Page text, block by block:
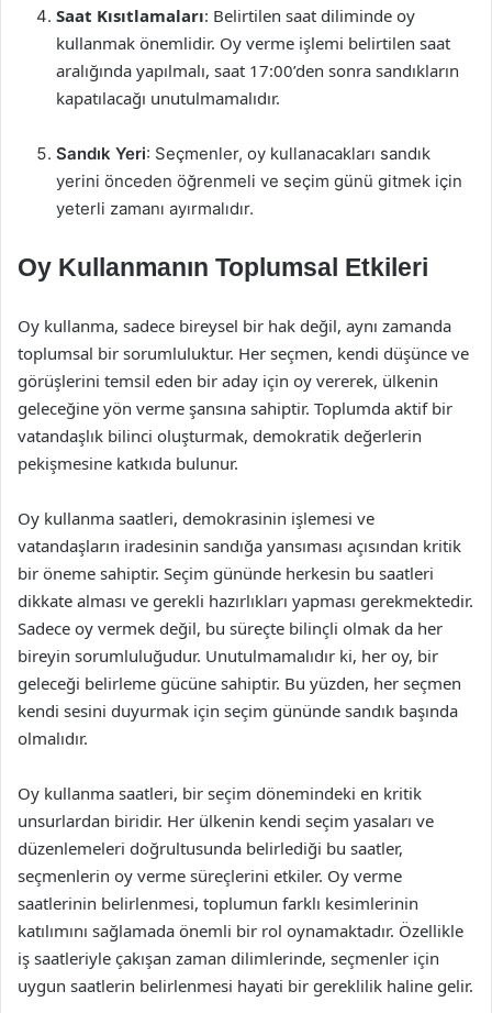
Saat Kısıtlamaları: Belirtilen saat diliminde oy
kullanmak önemlidir. Oy verme işlemi belirtilen saat
aralığında yapılmalı, saat 17:00’den sonra sandıkların
kapatılacağı unutulmamalıdır.
Sandık Yeri: Seçmenler, oy kullanacakları sandık
yerini önceden öğrenmeli ve seçim günü gitmek için
yeterli zamanı ayırmalıdır.
Oy Kullanmanın Toplumsal Etkileri
Oy kullanma, sadece bireysel bir hak değil, aynı zamanda
toplumsal bir sorumluluktur. Her seçmen, kendi düşünce ve
görüşlerini temsil eden bir aday için oy vererek, ülkenin
geleceğine yön verme şansına sahiptir. Toplumda aktif bir
vatandaşlık bilinci oluşturmak, demokratik değerlerin
pekişmesine katkıda bulunur.
Oy kullanma saatleri, demokrasinin işlemesi ve
vatandaşların iradesinin sandığa yansıması açısından kritik
bir öneme sahiptir. Seçim gününde herkesin bu saatleri
dikkate alması ve gerekli hazırlıkları yapması gerekmektedir.
Sadece oy vermek değil, bu süreçte bilinçli olmak da her
bireyin sorumluluğudur. Unutulmamalıdır ki, her oy, bir
geleceği belirleme gücüne sahiptir. Bu yüzden, her seçmen
kendi sesini duyurmak için seçim gününde sandık başında
olmalıdır.
Oy kullanma saatleri, bir seçim dönemindeki en kritik
unsurlardan biridir. Her ülkenin kendi seçim yasaları ve
düzenlemeleri doğrultusunda belirlediği bu saatler,
seçmenlerin oy verme süreçlerini etkiler. Oy verme
saatlerinin belirlenmesi, toplumun farklı kesimlerinin
katılımını sağlamada önemli bir rol oynamaktadır. Özellikle
iş saatleriyle çakışan zaman dilimlerinde, seçmenler için
uygun saatlerin belirlenmesi hayati bir gereklilik haline gelir.